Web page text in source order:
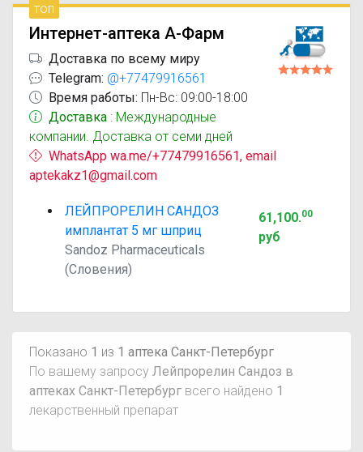
топ
Интернет-аптека А-Фарм
Доставка по всему миру
Telegram: @+77479916561
Время работы: Пн-Вс: 09:00-18:00
Доставка : Международные
компании. Доставка от семи дней
WhatsApp wa.me/+77479916561, email
aptekakz1@gmail.com
ЛЕЙПРОРЕЛИН САНДОЗ
имплантат 5 мг шприц
Sandoz Pharmaceuticals
(Словения)
61,100.00
руб
Показано 1 из 1 аптека Санкт-Петербург
По вашему запросу Лейпрорелин Сандоз в
аптеках Санкт-Петербург всего найдено 1
лекарственный препарат